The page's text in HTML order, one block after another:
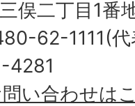
俣二丁目1番
62-1111(
4281
い合わせは